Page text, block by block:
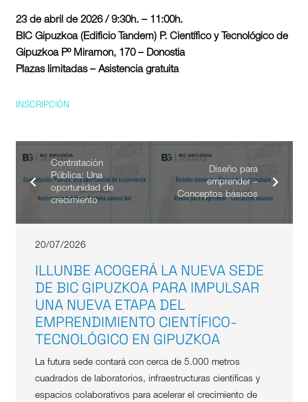
23 de abril de 2026 / 9:30h. – 11:00h.
BIC Gipuzkoa (Edificio Tandem) P. Científico y Tecnológico de
Gipuzkoa Pº Miramon, 170 – Donostia
Plazas limitadas – Asistencia gratuita
INSCRIPCIÓN
Contratación
Pública: Una
oportunidad de
crecimiento
Diseño para
emprender –
Conceptos básicos
20/07/2026
ILLUNBE ACOGERÁ LA NUEVA SEDE
DE BIC GIPUZKOA PARA IMPULSAR
UNA NUEVA ETAPA DEL
EMPRENDIMIENTO CIENTÍFICO-
TECNOLÓGICO EN GIPUZKOA
La futura sede contará con cerca de 5.000 metros
cuadrados de laboratorios, infraestructuras científicas y
espacios colaborativos para acelerar el crecimiento de